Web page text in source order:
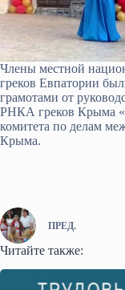
Члены местной
греков Евпатории
грамотами от
РНКА греков Крыма
комитета по делам
Крыма.
ПРЕД.
Читайте также: